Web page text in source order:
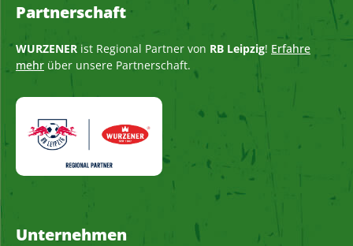
Partnerschaft
WURZENER ist Regional Partner von RB Leipzig! Erfahre
mehr über unsere Partnerschaft.
Unternehmen